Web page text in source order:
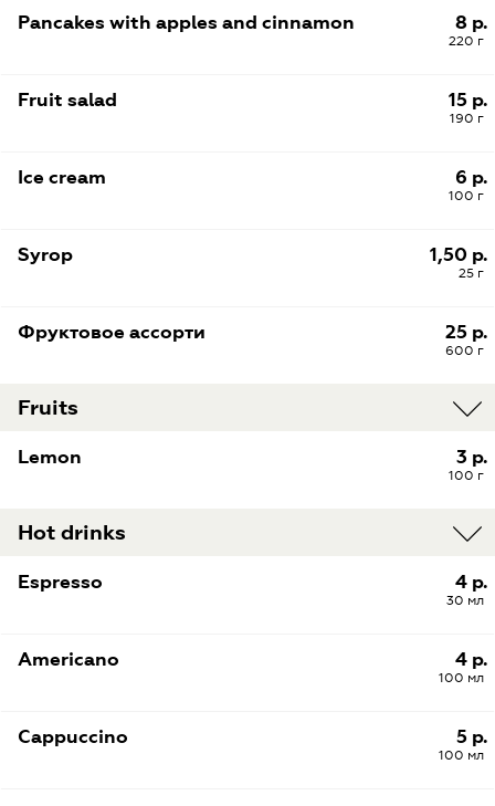
8 р.
220 г
Pancakes with apples and cinnamon
15 р.
190 г
Fruit salad
6 р.
100 г
Ice cream
1,50 р.
25 г
Syrop
25 р.
600 г
Фруктовое ассорти
Fruits
3 р.
100 г
Lemon
Hot drinks
4 р.
30 мл
Espresso
4 р.
100 мл
Americano
5 р.
100 мл
Cappuccino